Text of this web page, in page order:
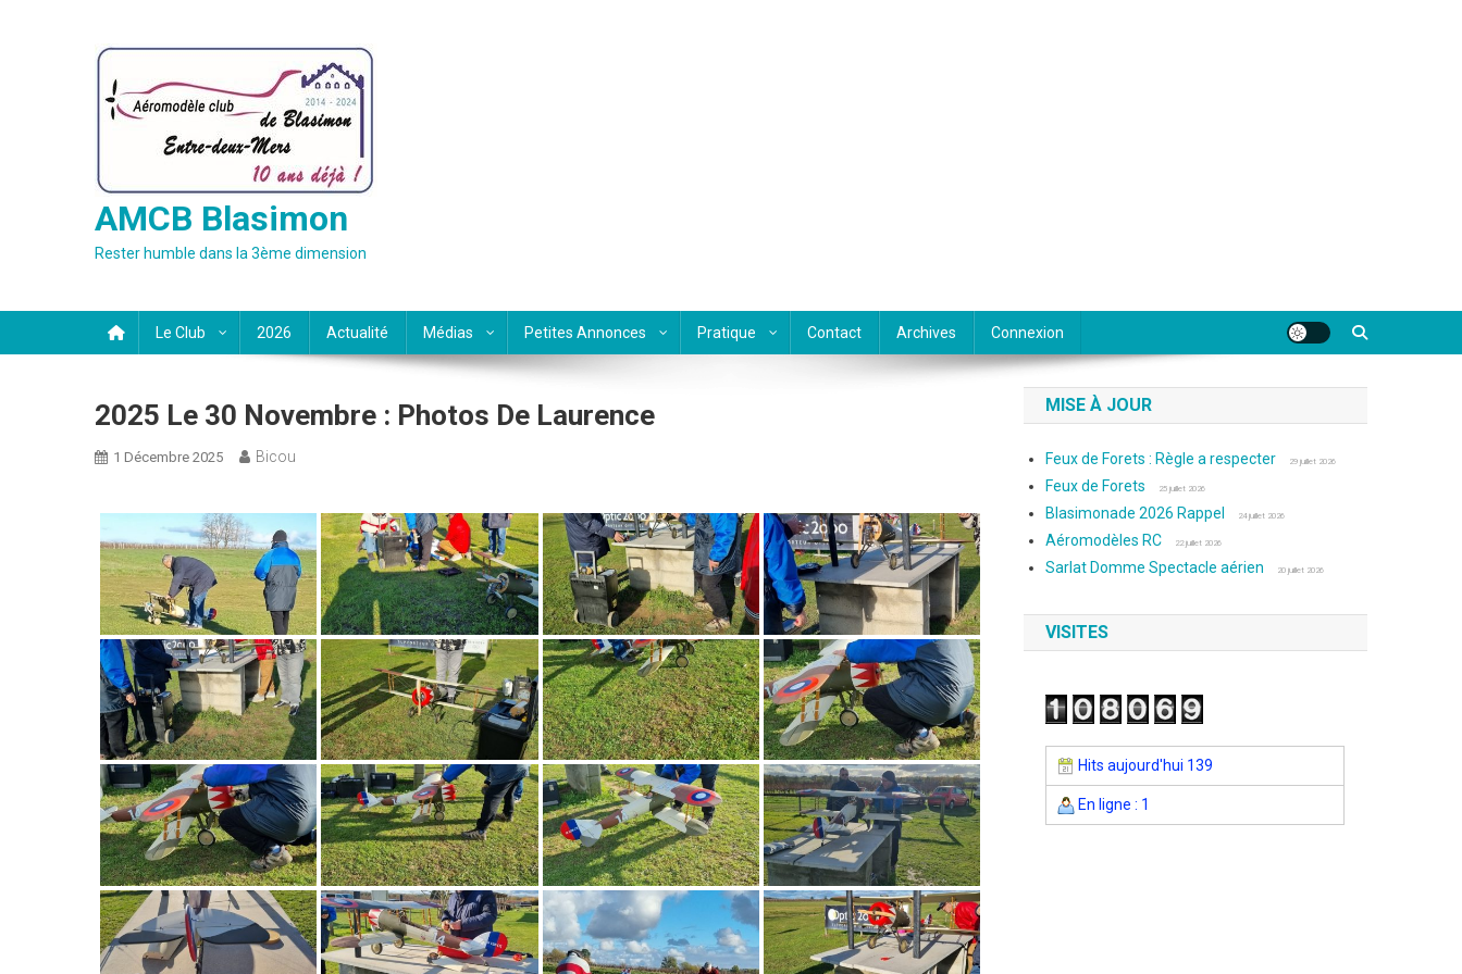
AMCB Blasimon
Rester humble dans la 3ème dimension
Le Club 2026 Actualité Médias Petites Annonces Pratique Contact Archives Connexion
2025 Le 30 Novembre : Photos De Laurence
1 Décembre 2025 Bicou
MISE À JOUR
Feux de Forets : Règle a respecter 29 juillet 2026
Feux de Forets 25 juillet 2026
Blasimonade 2026 Rappel 24 juillet 2026
Aéromodèles RC 22 juillet 2026
Sarlat Domme Spectacle aérien 20 juillet 2026
VISITES
Hits aujourd'hui 139
En ligne : 1